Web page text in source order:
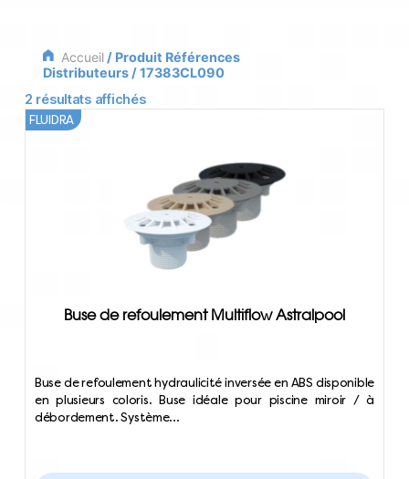
Accueil/ Produit Références
Distributeurs / 17383CL090
2 résultats affichés
Buse de refoulement Multiflow Astralpool
FLUIDRA
Buse de refoulement hydraulicité inversée en ABS disponible
en plusieurs coloris. Buse idéale pour piscine miroir / à
débordement. Système…